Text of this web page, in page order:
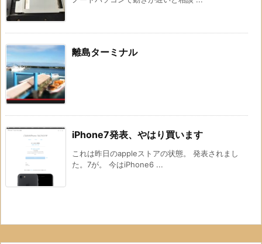
離島ターミナル
iPhone7発表、やはり買います
これは昨日のappleストアの状態。 発表されまし
た。7が。 今はiPhone6 ...